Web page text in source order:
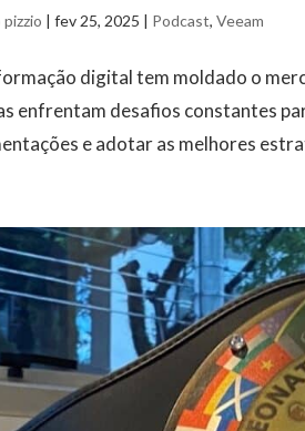
|fev 25, 2025 | Podcast,Veeam
digital tem moldado o
enfrentam desafios constantes
e adotar as melhores